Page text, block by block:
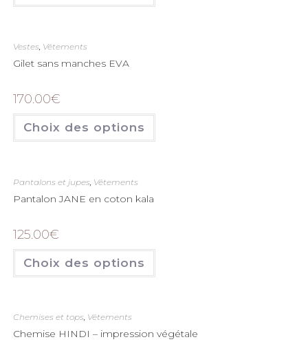
Vestes, Vêtements
Gilet sans manches EVA
170.00€
Choix des options
Pantalons et jupes Vêtements
Pantalon JANE en coton kala
125.00€
Choix des options
Chemises et tops, Vêtements
Chemise HINDI – impression végétale